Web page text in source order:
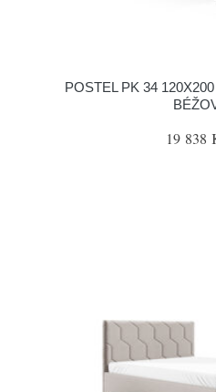
POSTEL PK 34
19 838